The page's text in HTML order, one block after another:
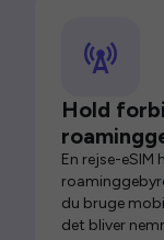
Hold
En rejse-
du bruge
det bliver